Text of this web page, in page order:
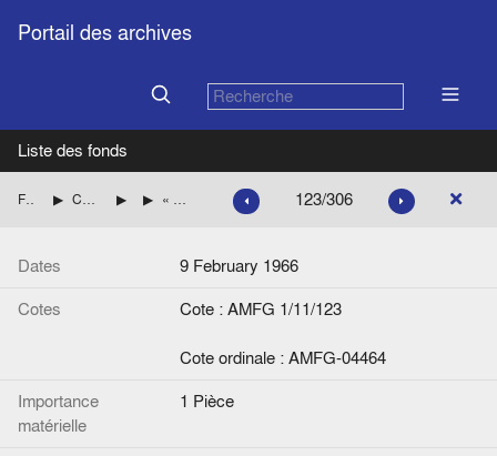
Portail des archives
Liste des fonds
Fonds Michel Gaudet Consultations du Service juridique des exécutifs européens Questions écrites
« Projet de réponse à la question écrite n° 95 de M. Vredeling – Dépassement par la France des maxima prévus en matière de restitutions à l’exportation des produits laitiers », note de Giancarlo Olmi 123/306
Dates
9 February 1966
Cotes
Cote : AMFG 1/11/123
Cote ordinale : AMFG-04464
Importance
matérielle
1 Pièce